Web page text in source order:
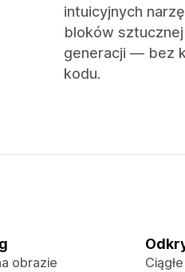
intuicyjnych
bloków
generacji — bez
kodu.
obrazie